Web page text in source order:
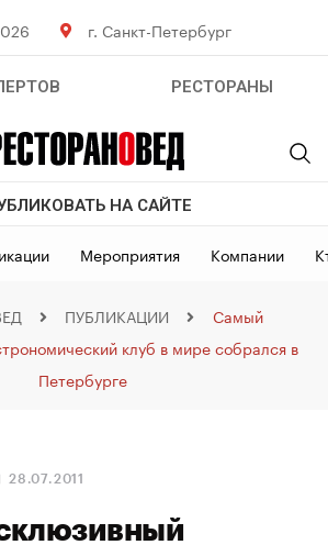
г. Санкт-Петербург
РЕСТОРАНЫ
НА САЙТЕ
Мероприятия Компании
ПУБЛИКАЦИИ
Самый
клуб в мире собрался в
Петербурге
28.07.2011